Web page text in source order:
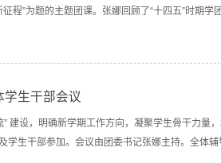
征程”为题的主题团课。张娜回顾了“十四五”时期
学生干部会议
” 建设，明确新学期工作方向，凝聚学生骨干力
学生干部参加。会议由团委书记张娜主持。全体